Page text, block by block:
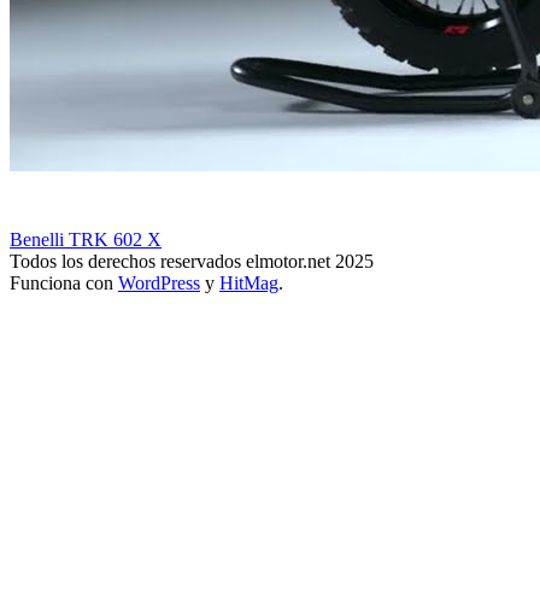
Benelli TRK 602 X
Todos los derechos reservados elmotor.net 2025
Funciona con WordPress y HitMag.